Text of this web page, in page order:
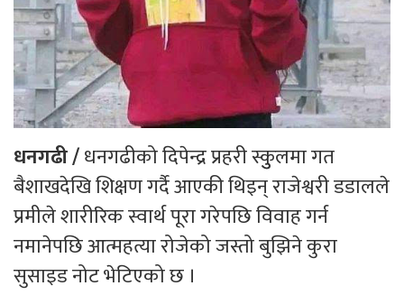
धनगढी /धनगढीको दिपेन्द्र प्रहरी स्कुुलमा गत
बैशाखदेखि शिक्षण गर्दै आएकी थिइन् राजेश्वरी डडालले
प्रमीले शारीरिक स्वार्थ पूरा गरेपछि विवाह गर्न
नमानेपछि आत्महत्या रोजेको जस्तो बुझिने कुरा
सुसाइड नोट भेटिएको छ ।